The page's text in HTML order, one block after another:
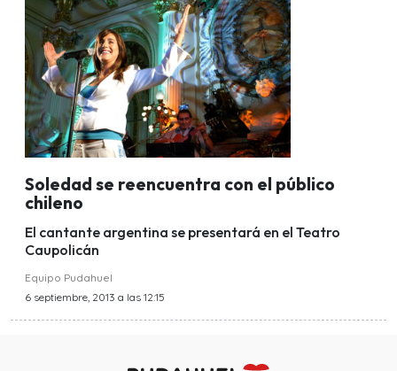
Soledad se reencuentra con el público
chileno
El cantante argentina se presentará en el Teatro
Caupolicán
Equipo Pudahuel
6 septiembre, 2013 a las 12:15